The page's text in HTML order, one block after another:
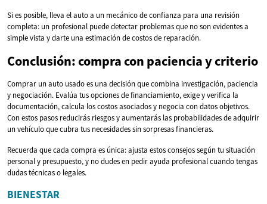
Si es posible, lleva el auto a un mecánico de confianza para una revisión
completa: un profesional puede detectar problemas que no son evidentes a
simple vista y darte una estimación de costos de reparación.
Conclusión: compra con paciencia y criterio
Comprar un auto usado es una decisión que combina investigación, paciencia
y negociación. Evalúa tus opciones de financiamiento, exige y verifica la
documentación, calcula los costos asociados y negocia con datos objetivos.
Con estos pasos reducirás riesgos y aumentarás las probabilidades de adquirir
un vehículo que cubra tus necesidades sin sorpresas financieras.
Recuerda que cada compra es única: ajusta estos consejos según tu situación
personal y presupuesto, y no dudes en pedir ayuda profesional cuando tengas
dudas técnicas o legales.
BIENESTAR